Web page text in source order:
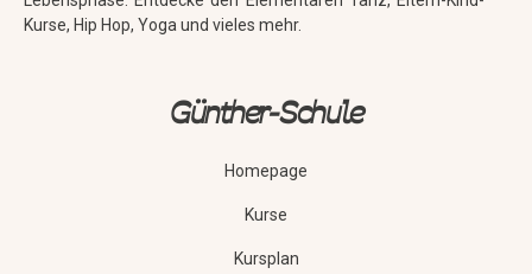
Kurse, Hip Hop, Yoga und vieles mehr.
Günther-Schule
Homepage
Kurse
Kursplan